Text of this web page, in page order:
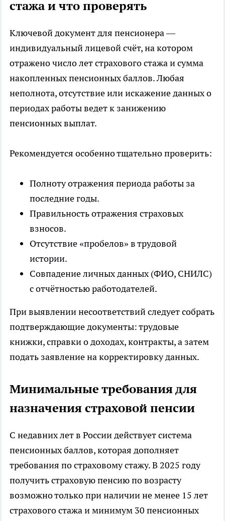
стажа и что проверять
Ключевой документ для пенсионера —
индивидуальный лицевой счёт, на котором
отражено число лет страхового стажа и сумма
накопленных пенсионных баллов. Любая
неполнота, отсутствие или искажение данных о
периодах работы ведет к занижению
пенсионных выплат.
Рекомендуется особенно тщательно проверить:
Полноту отражения периода работы за
последние годы.
Правильность отражения страховых
взносов.
Отсутствие «пробелов» в трудовой
истории.
Совпадение личных данных (ФИО, СНИЛС)
с отчётностью работодателей.
При выявлении несоответствий следует собрать
подтверждающие документы: трудовые
книжки, справки о доходах, контракты, а затем
подать заявление на корректировку данных.
Минимальные требования для
назначения страховой пенсии
С недавних лет в России действует система
пенсионных баллов, которая дополняет
требования по страховому стажу. В 2025 году
получить страховую пенсию по возрасту
возможно только при наличии не менее 15 лет
страхового стажа и минимум 30 пенсионных